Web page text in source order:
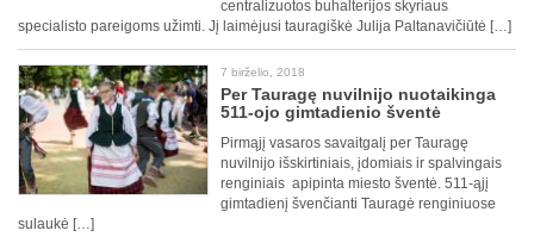
centralizuotos buhalterijos skyriaus
specialisto pareigoms užimti. Jį laimėjusi tauragiškė Julija Paltanavičiūtė […]
7 birželio, 2018
Per Tauragę nuvilnijo nuotaikinga
511-ojo gimtadienio šventė
Pirmąjį vasaros savaitgalį per Tauragę
nuvilnijo išskirtiniais, įdomiais ir spalvingais
renginiais apipinta miesto šventė. 511-ąjį
gimtadienį švenčianti Tauragė renginiuose
sulaukė […]